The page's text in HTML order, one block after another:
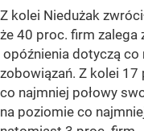
Z kolei Niedużak
że 40 proc. firm zalega
opóźnienia dotyczą co
zobowiązań. Z kolei 17
co najmniej połowy
na poziomie co